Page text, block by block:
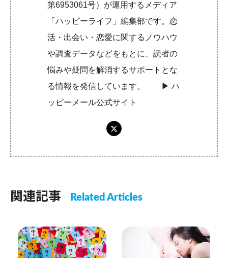
第6953061号）が運用するメディア
「ハッピーライフ」編集部です。恋
活・出会い・恋愛に関するノウハウ
や調査データなどをもとに、読者の
悩みや疑問を解消するサポートとな
る情報を発信しています。 ▶︎ハ
ッピーメール公式サイト
関連記事 Related Articles